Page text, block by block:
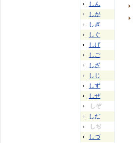
しん
しが
しぎ
しぐ
しげ
しご
しざ
しじ
しず
しぜ
しぞ
しだ
しぢ
しづ